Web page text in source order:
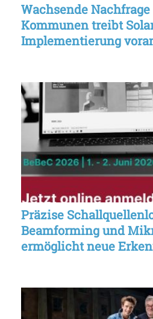
Wachsende
Kommunen treibt
Implementierung
Präzise
Beamforming und
ermöglicht neue